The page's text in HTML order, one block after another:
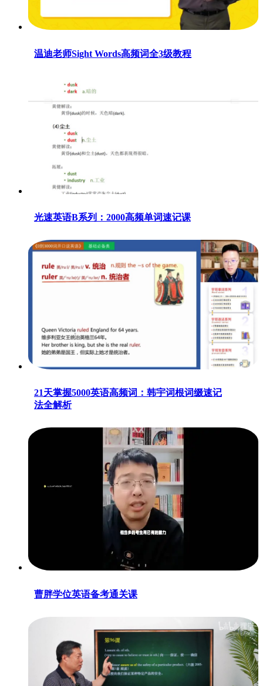
温迪老师Sight Words高频词全3级教程
光速英语B系列：2000高频单词速记课
21天掌握5000英语高频词：韩宇词根词缀速记
法全解析
曹胖学位英语备考通关课